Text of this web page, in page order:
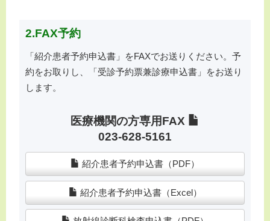
2.FAX予約
「紹介患者予約申込書」をFAXでお送りください。予
約をお取りし、「受診予約票兼診療申込書」をお送り
します。
医療機関の方専用FAX
023-628-5161
紹介患者予約申込書（PDF）
紹介患者予約申込書（Excel）